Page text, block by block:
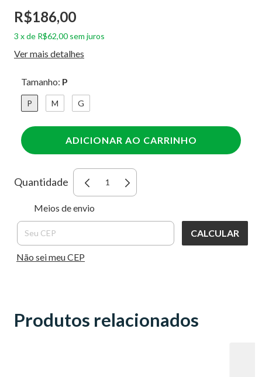
R$186,00
3 xde R$62,00 sem juros
Ver mais detalhes
Tamanho: P
P M G
Quantidade
Entregas para o CEP:
Meios de envio
CALCULAR
Não sei meu CEP
Produtos relacionados